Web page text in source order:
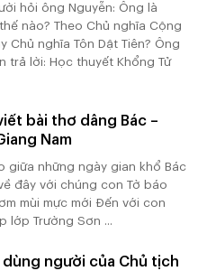
hỏi ông Nguyễn: Ông là
nào? Theo Chủ nghĩa Cộng
Chủ nghĩa Tôn Dật Tiên? Ông
trả lời: Học thuyết Khổng Tử
bài thơ dâng Bác –
Nam
giữa những ngày gian khổ Bác
đây với chúng con Tờ báo
mùi mực mới Đến với con
lớp Trường Sơn ...
dùng người của Chủ tịch